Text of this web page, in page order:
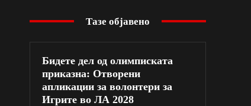
Тазе објавено
Бидете дел од олимписката
приказна: Отворени
апликации за волонтери за
Игрите во ЛА 2028